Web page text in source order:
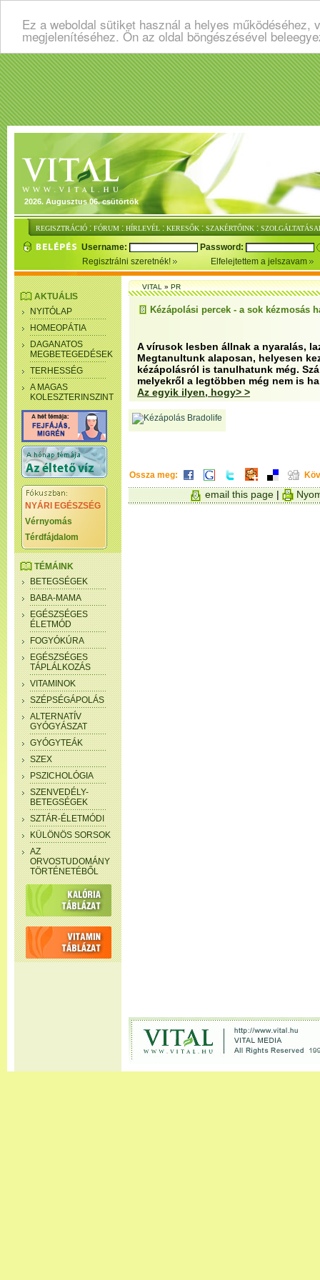
Ez a weboldal sütiket használ a helyes
megjelenítéséhez. Ön az oldal böngészésével
2026. Augusztus 06. csütörtök
REGISZTRÁCIÓ : FÓRUM : HÍRLEVÉL : KERESŐK : SZAKÉRTŐINK :
Username:
Password:
Regisztrálni szeretnék!
Elfelejtettem a jelszavam
AKTUÁLIS
NYITÓLAP
HOMEOPÁTIA
DAGANATOS
MEGBETEGEDÉSEK
TERHESSÉG
A MAGAS
KOLESZTERINSZINT
NYÁRI EGÉSZSÉG
Vérnyomás
Térdfájdalom
TÉMÁINK
BETEGSÉGEK
BABA-MAMA
EGÉSZSÉGES
ÉLETMÓD
FOGYÓKÚRA
EGÉSZSÉGES
TÁPLÁLKOZÁS
VITAMINOK
SZÉPSÉGÁPOLÁS
ALTERNATÍV
GYÓGYÁSZAT
GYÓGYTEÁK
SZEX
PSZICHOLÓGIA
SZENVEDÉLY-
BETEGSÉGEK
SZTÁR-ÉLETMÓDI
KÜLÖNÖS SORSOK
AZ
ORVOSTUDOMÁNY
TÖRTÉNETÉBŐL
VITAL»PR
Kézápolási percek - a sok kézmosás
A vírusok lesben állnak a nyaralás,
Megtanultunk alaposan, helyesen
kézápolásról is tanulhatunk még.
melyekről a legtöbben még nem is
Az egyik ilyen, hogy> >
Ossza meg:
email this page |